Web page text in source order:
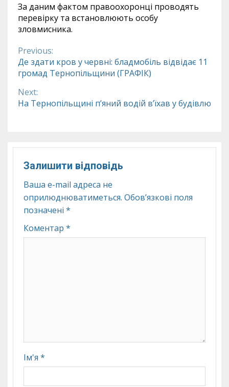
За даним фактом правоохоронці проводять
перевірку та встановлюють особу
зловмисника.
Continue
Reading
Previous:
Де здати кров у червні: бладмобіль відвідає 11
громад Тернопільщини (ГРАФІК)
Next:
На Тернопільщині п’яний водій в’їхав у будівлю
Залишити відповідь
Ваша e-mail адреса не
оприлюднюватиметься. Обов’язкові поля
позначені *
Коментар *
Ім'я *